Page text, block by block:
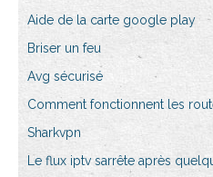
Aide de la carte google play
Briser un feu
Avg sécurisé
Comment fonctionnent les
Sharkvpn
Le flux iptv sarrête après